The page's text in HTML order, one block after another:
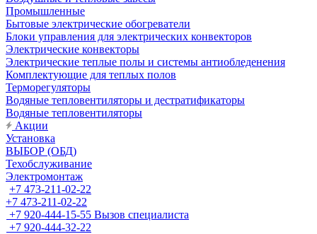
Промышленные
Бытовые электрические обогреватели
Блоки управления для электрических конвекторов
Электрические конвекторы
Электрические теплые полы и системы антиобледенения
Комплектующие для теплых полов
Терморегуляторы
Водяные тепловентиляторы и дестратификаторы
Водяные тепловентиляторы
Акции
Установка
ВЫБОР (ОБД)
Техобслуживание
Электромонтаж
+7 473-211-02-22
+7 473-211-02-22
+7 920-444-15-55 Вызов специалиста
+7 920-444-32-22